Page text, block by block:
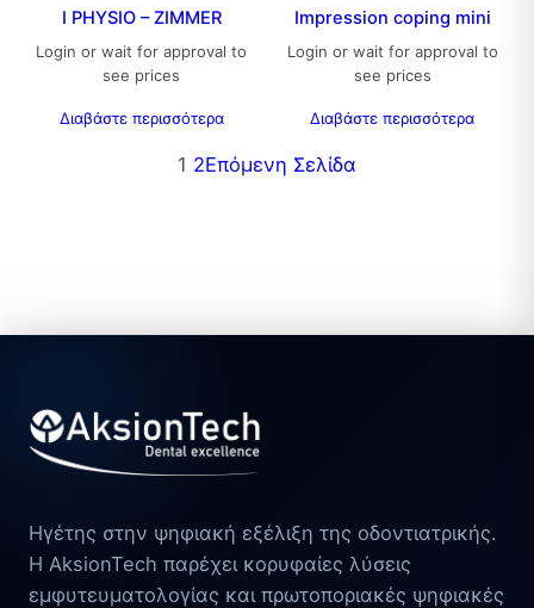
I PHYSIO – ZIMMER
Login or wait for approval to
see prices
Διαβάστε περισσότερα
Impression coping mini
Login or wait for approval to
see prices
Διαβάστε περισσότερα
1 2Επόμενη Σελίδα
Ηγέτης στην ψηφιακή εξέλιξη της οδοντιατρικής.
Η AksionTech παρέχει κορυφαίες λύσεις
εμφυτευματολογίας και πρωτοποριακές ψηφιακές